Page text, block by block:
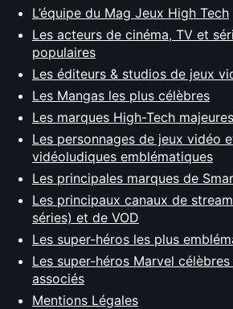
L’équipe du Mag Jeux High Tech
Les acteurs de cinéma, TV et
populaires
Les éditeurs & studios de jeux
Les Mangas les plus célèbres
Les marques High-Tech majeures
Les personnages de jeux vidéo
vidéoludiques emblématiques
Les principales marques de
Les principaux canaux de
séries) et de VOD
Les super-héros les plus
Les super-héros Marvel
associés
Mentions Légales